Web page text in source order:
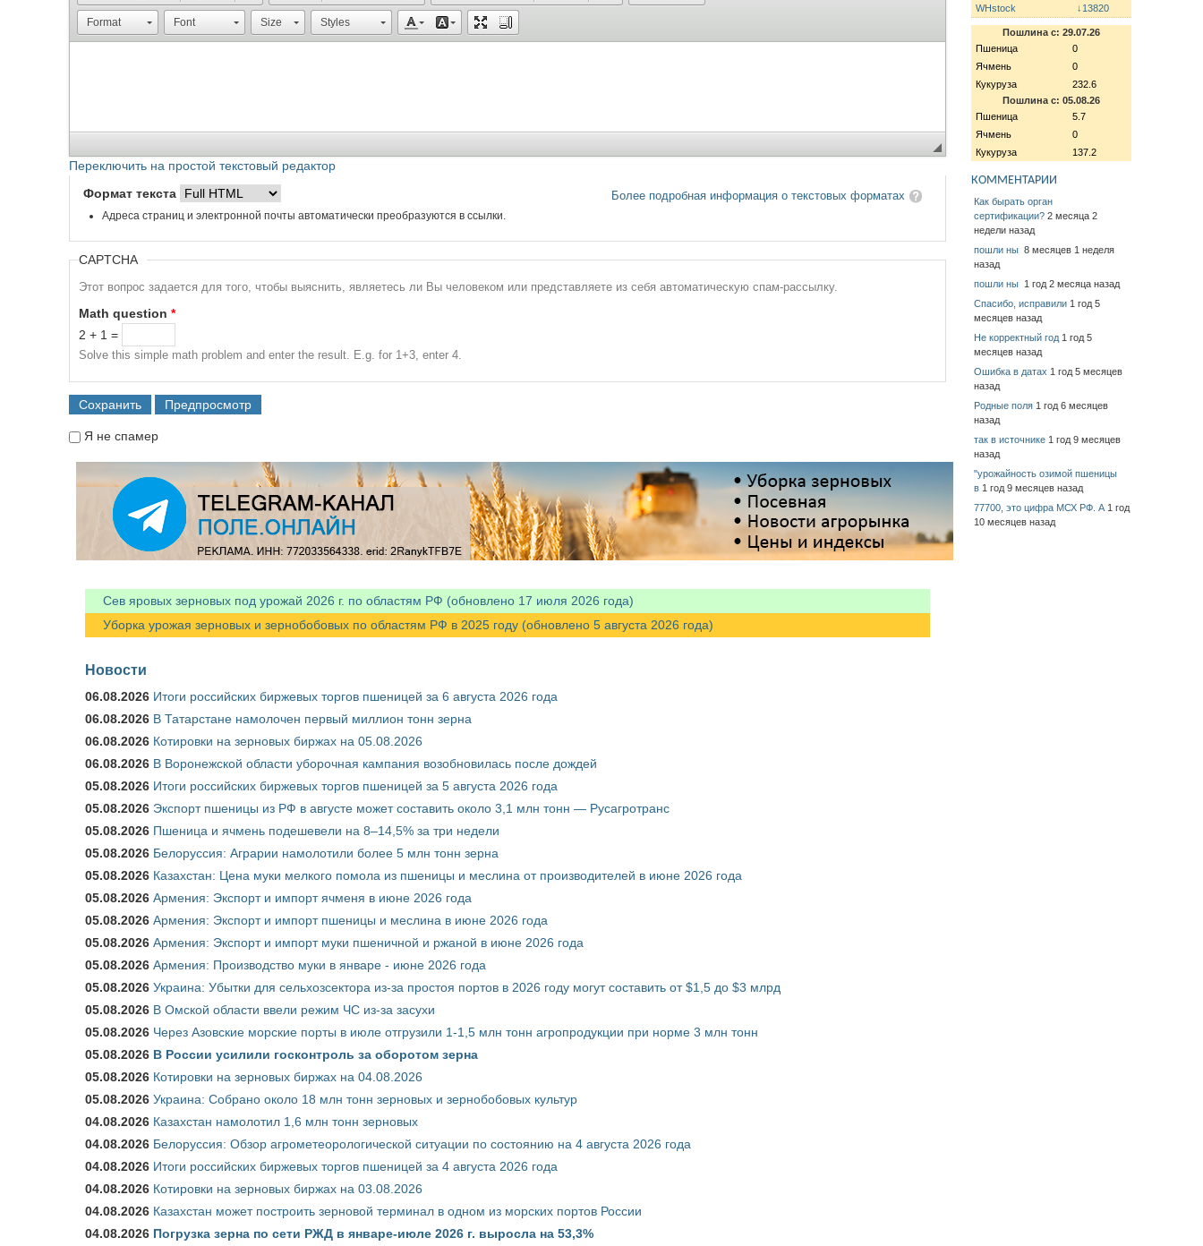
Format Font Size Styles
Переключить на простой текстовый редактор
Более подробная информация о текстовых форматах
Формат текста
Адреса страниц и электронной почты автоматически преобразуются в ссылки.
CAPTCHA
Этот вопрос задается для того, чтобы выяснить, являетесь ли Вы человеком или представляете из себя автоматическую спам-рассылку.
Math question *
2 + 1 =
Solve this simple math problem and enter the result. E.g. for 1+3, enter 4.
Я не спамер
Сев яровых зерновых под урожай 2026 г. по областям РФ (обновлено 17 июля 2026 года)
Уборка урожая зерновых и зернобобовых по областям РФ в 2025 году (обновлено 5 августа 2026 года)
Новости
06.08.2026 Итоги российских биржевых торгов пшеницей за 6 августа 2026 года
06.08.2026 В Татарстане намолочен первый миллион тонн зерна
06.08.2026 Котировки на зерновых биржах на 05.08.2026
06.08.2026 В Воронежской области уборочная кампания возобновилась после дождей
05.08.2026 Итоги российских биржевых торгов пшеницей за 5 августа 2026 года
05.08.2026 Экспорт пшеницы из РФ в августе может составить около 3,1 млн тонн — Русагротранс
05.08.2026 Пшеница и ячмень подешевели на 8–14,5% за три недели
05.08.2026 Белоруссия: Аграрии намолотили более 5 млн тонн зерна
05.08.2026 Казахстан: Цена муки мелкого помола из пшеницы и меслина от производителей в июне 2026 года
05.08.2026 Армения: Экспорт и импорт ячменя в июне 2026 года
05.08.2026 Армения: Экспорт и импорт пшеницы и меслина в июне 2026 года
05.08.2026 Армения: Экспорт и импорт муки пшеничной и ржаной в июне 2026 года
05.08.2026 Армения: Производство муки в январе - июне 2026 года
05.08.2026 Украина: Убытки для сельхозсектора из-за простоя портов в 2026 году могут составить от $1,5 до $3 млрд
05.08.2026 В Омской области ввели режим ЧС из-за засухи
05.08.2026 Через Азовские морские порты в июле отгрузили 1-1,5 млн тонн агропродукции при норме 3 млн тонн
05.08.2026 В России усилили госконтроль за оборотом зерна
05.08.2026 Котировки на зерновых биржах на 04.08.2026
05.08.2026 Украина: Собрано около 18 млн тонн зерновых и зернобобовых культур
04.08.2026 Казахстан намолотил 1,6 млн тонн зерновых
04.08.2026 Белоруссия: Обзор агрометеорологической ситуации по состоянию на 4 августа 2026 года
04.08.2026 Итоги российских биржевых торгов пшеницей за 4 августа 2026 года
04.08.2026 Котировки на зерновых биржах на 03.08.2026
04.08.2026 Казахстан может построить зерновой терминал в одном из морских портов России
04.08.2026 Погрузка зерна по сети РЖД в январе-июле 2026 г. выросла на 53,3%
WHstock
↓13820
Пошлина с: 29.07.26
Пшеница
0
Ячмень
0
Кукуруза
232.6
Пошлина с: 05.08.26
Пшеница
5.7
Ячмень
0
Кукуруза
137.2
КОММЕНТАРИИ
Как бырать орган
сертификации? 2 месяца 2
недели назад
пошли ны 8 месяцев 1 неделя
назад
пошли ны 1 год 2 месяца назад
Спасибо, исправили 1 год 5
месяцев назад
Не корректный год 1 год 5
месяцев назад
Ошибка в датах 1 год 5 месяцев
назад
Родные поля 1 год 6 месяцев
назад
так в источнике 1 год 9 месяцев
назад
"урожайность озимой пшеницы
в 1 год 9 месяцев назад
77700, это цифра МСХ РФ. А 1 год
10 месяцев назад